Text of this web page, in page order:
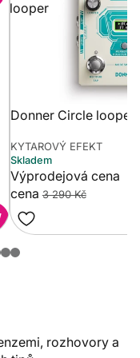
looper
Donner Circle looper
KYTAROVÝ EFEKT
Skladem
Výprodejová cena
cena3 290 Kč
rozhovory a